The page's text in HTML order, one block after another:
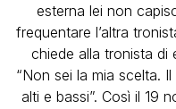
esterna lei non
frequentare l’altra
chiede alla tronista di
“Non sei la mia scelta.
alti e bassi”. Così il 19